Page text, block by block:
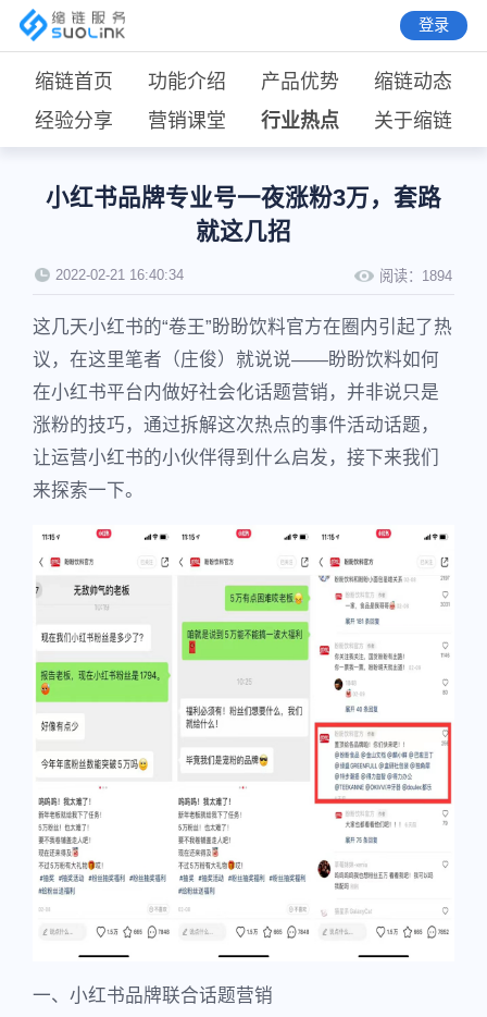
登录
缩链首页 功能介绍 产品优势
缩链动态
经验分享
营销课堂 行业热点 关于缩链
小红书品牌专业号一夜涨粉3万，套路
就这几招
2022-02-21 16:40:34 阅读： 1894
这几天小红书的“卷王”盼盼饮料官方在圈内引起了热
议，在这里笔者（庄俊）就说说——盼盼饮料如何
在小红书平台内做好社会化话题营销，并非说只是
涨粉的技巧，通过拆解这次热点的事件活动话题，
让运营小红书的小伙伴得到什么启发，接下来我们
来探索一下。
一、小红书品牌联合话题营销